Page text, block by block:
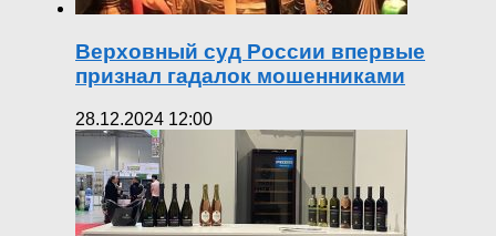
Верховный суд России впервые
признал гадалок мошенниками
28.12.2024 12:00